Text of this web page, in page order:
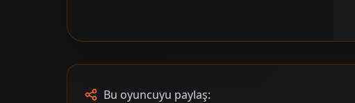
Bu oyuncuyu paylaş: